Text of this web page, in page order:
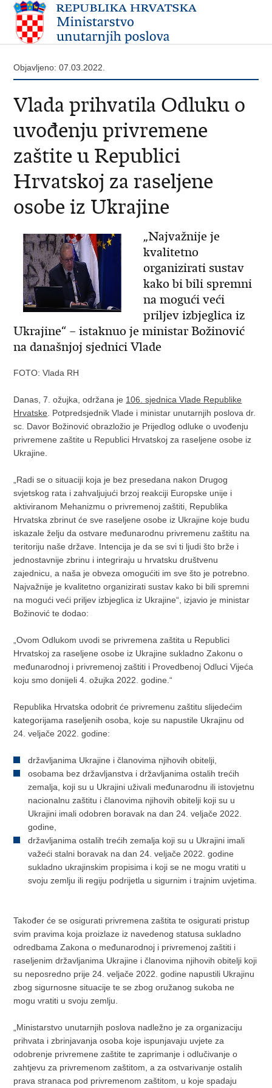
Objavljeno: 07.03.2022.
Vlada prihvatila Odluku o
uvođenju privremene
zaštite u Republici
Hrvatskoj za raseljene
osobe iz Ukrajine
„Najvažnije je
kvalitetno
organizirati sustav
kako bi bili spremni
na mogući veći
priljev izbjeglica iz
Ukrajine“ – istaknuo je ministar Božinović
na današnjoj sjednici Vlade
FOTO: Vlada RH
Danas, 7. ožujka, održana je 106. sjednica Vlade Republike
Hrvatske . Potpredsjednik Vlade i ministar unutarnjih poslova dr.
sc. Davor Božinović obrazložio je Prijedlog odluke o uvođenju
privremene zaštite u Republici Hrvatskoj za raseljene osobe iz
Ukrajine.
„Radi se o situaciji koja je bez presedana nakon Drugog
svjetskog rata i zahvaljujući brzoj reakciji Europske unije i
aktiviranom Mehanizmu o privremenoj zaštiti, Republika
Hrvatska zbrinut će sve raseljene osobe iz Ukrajine koje budu
iskazale želju da ostvare međunarodnu privremenu zaštitu na
teritoriju naše države. Intencija je da se svi ti ljudi što brže i
jednostavnije zbrinu i integriraju u hrvatsku društvenu
zajednicu, a naša je obveza omogućiti im sve što je potrebno.
Najvažnije je kvalitetno organizirati sustav kako bi bili spremni
na mogući veći priljev izbjeglica iz Ukrajine“, izjavio je ministar
Božinović te dodao:
„Ovom Odlukom uvodi se privremena zaštita u Republici
Hrvatskoj za raseljene osobe iz Ukrajine sukladno Zakonu o
međunarodnoj i privremenoj zaštiti i Provedbenoj Odluci Vijeća
koju smo donijeli 4. ožujka 2022. godine.“
Republika Hrvatska odobrit će privremenu zaštitu slijedećim
kategorijama raseljenih osoba, koje su napustile Ukrajinu od
24. veljače 2022. godine:
državljanima Ukrajine i članovima njihovih obitelji,
osobama bez državljanstva i državljanima ostalih trećih
zemalja, koji su u Ukrajini uživali međunarodnu ili istovjetnu
nacionalnu zaštitu i članovima njihovih obitelji koji su u
Ukrajini imali odobren boravak na dan 24. veljače 2022.
godine,
državljanima ostalih trećih zemalja koji su u Ukrajini imali
važeći stalni boravak na dan 24. veljače 2022. godine
sukladno ukrajinskim propisima i koji se ne mogu vratiti u
svoju zemlju ili regiju podrijetla u sigurnim i trajnim uvjetima.
Također će se osigurati privremena zaštita te osigurati pristup
svim pravima koja proizlaze iz navedenog statusa sukladno
odredbama Zakona o međunarodnoj i privremenoj zaštiti i
raseljenim državljanima Ukrajine i članovima njihovih obitelji koji
su neposredno prije 24. veljače 2022. godine napustili Ukrajinu
zbog sigurnosne situacije te se zbog oružanog sukoba ne
mogu vratiti u svoju zemlju.
„Ministarstvo unutarnjih poslova nadležno je za organizaciju
prihvata i zbrinjavanja osoba koje ispunjavaju uvjete za
odobrenje privremene zaštite te zaprimanje i odlučivanje o
zahtjevu za privremenom zaštitom, a za ostvarivanje ostalih
prava stranaca pod privremenom zaštitom, u koje spadaju